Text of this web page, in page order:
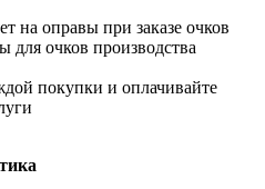
на оправы при заказе очков
для очков производства
покупки и оплачивайте